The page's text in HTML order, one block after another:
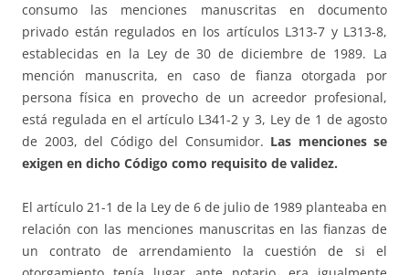
consumo las menciones manuscritas en documento
privado están regulados en los artículos L313-7 y L313-8,
establecidas en la Ley de 30 de diciembre de 1989. La
mención manuscrita, en caso de fianza otorgada por
persona física en provecho de un acreedor profesional,
está regulada en el artículo L341-2 y 3, Ley de 1 de agosto
de 2003, del Código del Consumidor. Las menciones se
exigen en dicho Código como requisito de validez.
El artículo 21-1 de la Ley de 6 de julio de 1989 planteaba en
relación con las menciones manuscritas en las fianzas de
un contrato de arrendamiento la cuestión de si el